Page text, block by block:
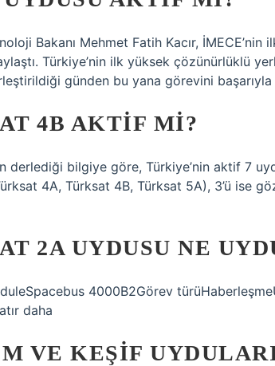
Bakanı Mehmet Fatih Kacır,
Türkiye’nin ilk yüksek çözünürlüklü
günden bu yana görevini başarıyla
4B AKTIF MI?
derlediği bilgiye göre, Türkiye’nin aktif 7
4A, Türksat 4B, Türksat 5A), 3’ü ise
2A UYDUSU NE
4000B2Görev
daha
VE KEŞIF